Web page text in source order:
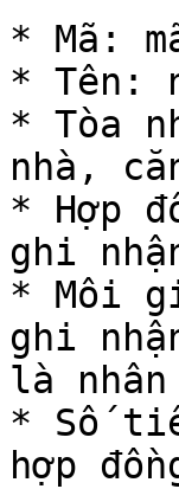
* Mã:
* Tên:
* Tòa
nhà,
* Hợp
ghi
* Môi
ghi
là
* Số
hợp